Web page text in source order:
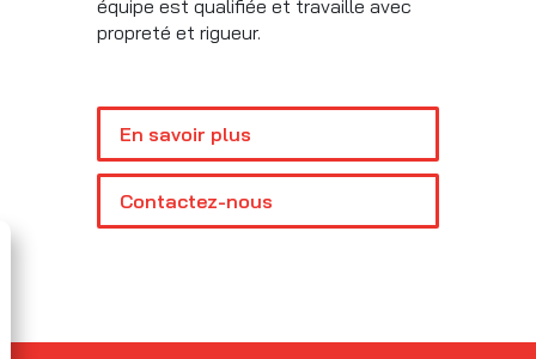
équipe est qualifiée et travaille avec
propreté et rigueur.
En savoir plus
Contactez-nous